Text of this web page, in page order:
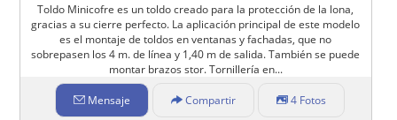
Toldo Minicofre es un toldo creado para la protección de la lona,
gracias a su cierre perfecto. La aplicación principal de este modelo
es el montaje de toldos en ventanas y fachadas, que no
sobrepasen los 4 m. de línea y 1,40 m de salida. También se puede
montar brazos stor. Tornillería en...
Mensaje Compartir 4 Fotos